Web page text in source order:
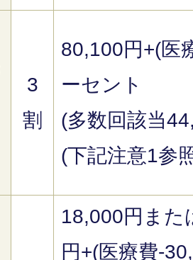
3
割
80,100円+(医
ーセント
(多数回該当
(下記注意1参
18,000円また
円+(医療費-